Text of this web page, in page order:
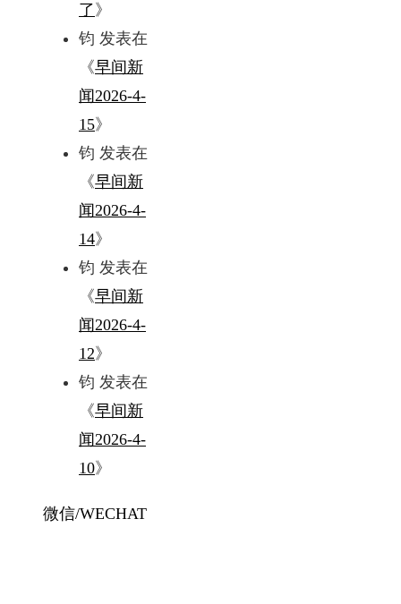
了 》
钧 发表在
《早间新
闻2026-4-
15》
钧 发表在
《早间新
闻2026-4-
14》
钧 发表在
《早间新
闻2026-4-
12》
钧 发表在
《早间新
闻2026-4-
10》
微信/WECHAT